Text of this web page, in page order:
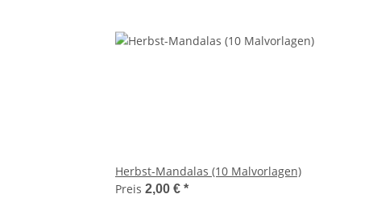
Herbst-Mandalas (10 Malvorlagen)
Preis 2,00 € *